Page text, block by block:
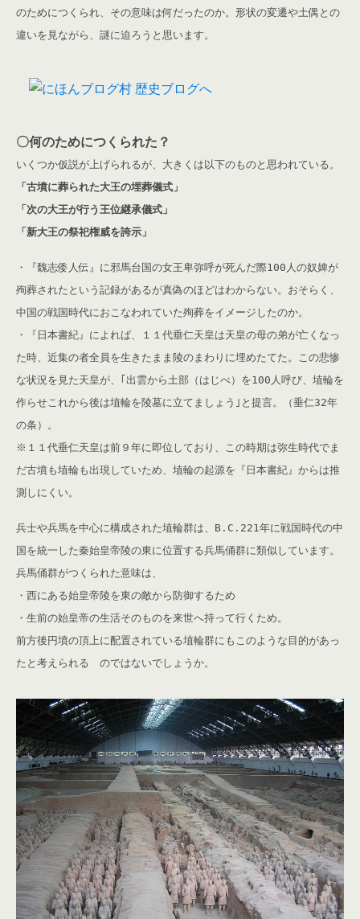
のためにつくられ、その意味は何だったのか。形状の変遷や土偶との
違いを見ながら、謎に迫ろうと思います。
〇何のためにつくられた？
いくつか仮説が上げられるが、大きくは以下のものと思われている。
「古墳に葬られた大王の埋葬儀式」
「次の大王が行う王位継承儀式」
「新大王の祭祀権威を誇示」
・『魏志倭人伝』に邪馬台国の女王卑弥呼が死んだ際100人の奴婢が
殉葬されたという記録があるが真偽のほどはわからない。おそらく、
中国の戦国時代におこなわれていた殉葬をイメージしたのか。
・『日本書紀』によれば、１１代垂仁天皇は天皇の母の弟が亡くなっ
た時、近集の者全員を生きたまま陵のまわりに埋めたてた。この悲惨
な状況を見た天皇が、｢出雲から土部（はじべ）を100人呼び、埴輪を
作らせこれから後は埴輪を陵墓に立てましょう｣と提言。（垂仁32年
の条）。
※１１代垂仁天皇は前９年に即位しており、この時期は弥生時代でま
だ古墳も埴輪も出現していため、埴輪の起源を『日本書紀』からは推
測しにくい。
兵士や兵馬を中心に構成された埴輪群は、B.C.221年に戦国時代の中
国を統一した秦始皇帝陵の東に位置する兵馬俑群に類似しています。
兵馬俑群がつくられた意味は、
・西にある始皇帝陵を東の敵から防御するため
・生前の始皇帝の生活そのものを来世へ持って行くため。
前方後円墳の頂上に配置されている埴輪群にもこのような目的があっ
たと考えられる のではないでしょうか。